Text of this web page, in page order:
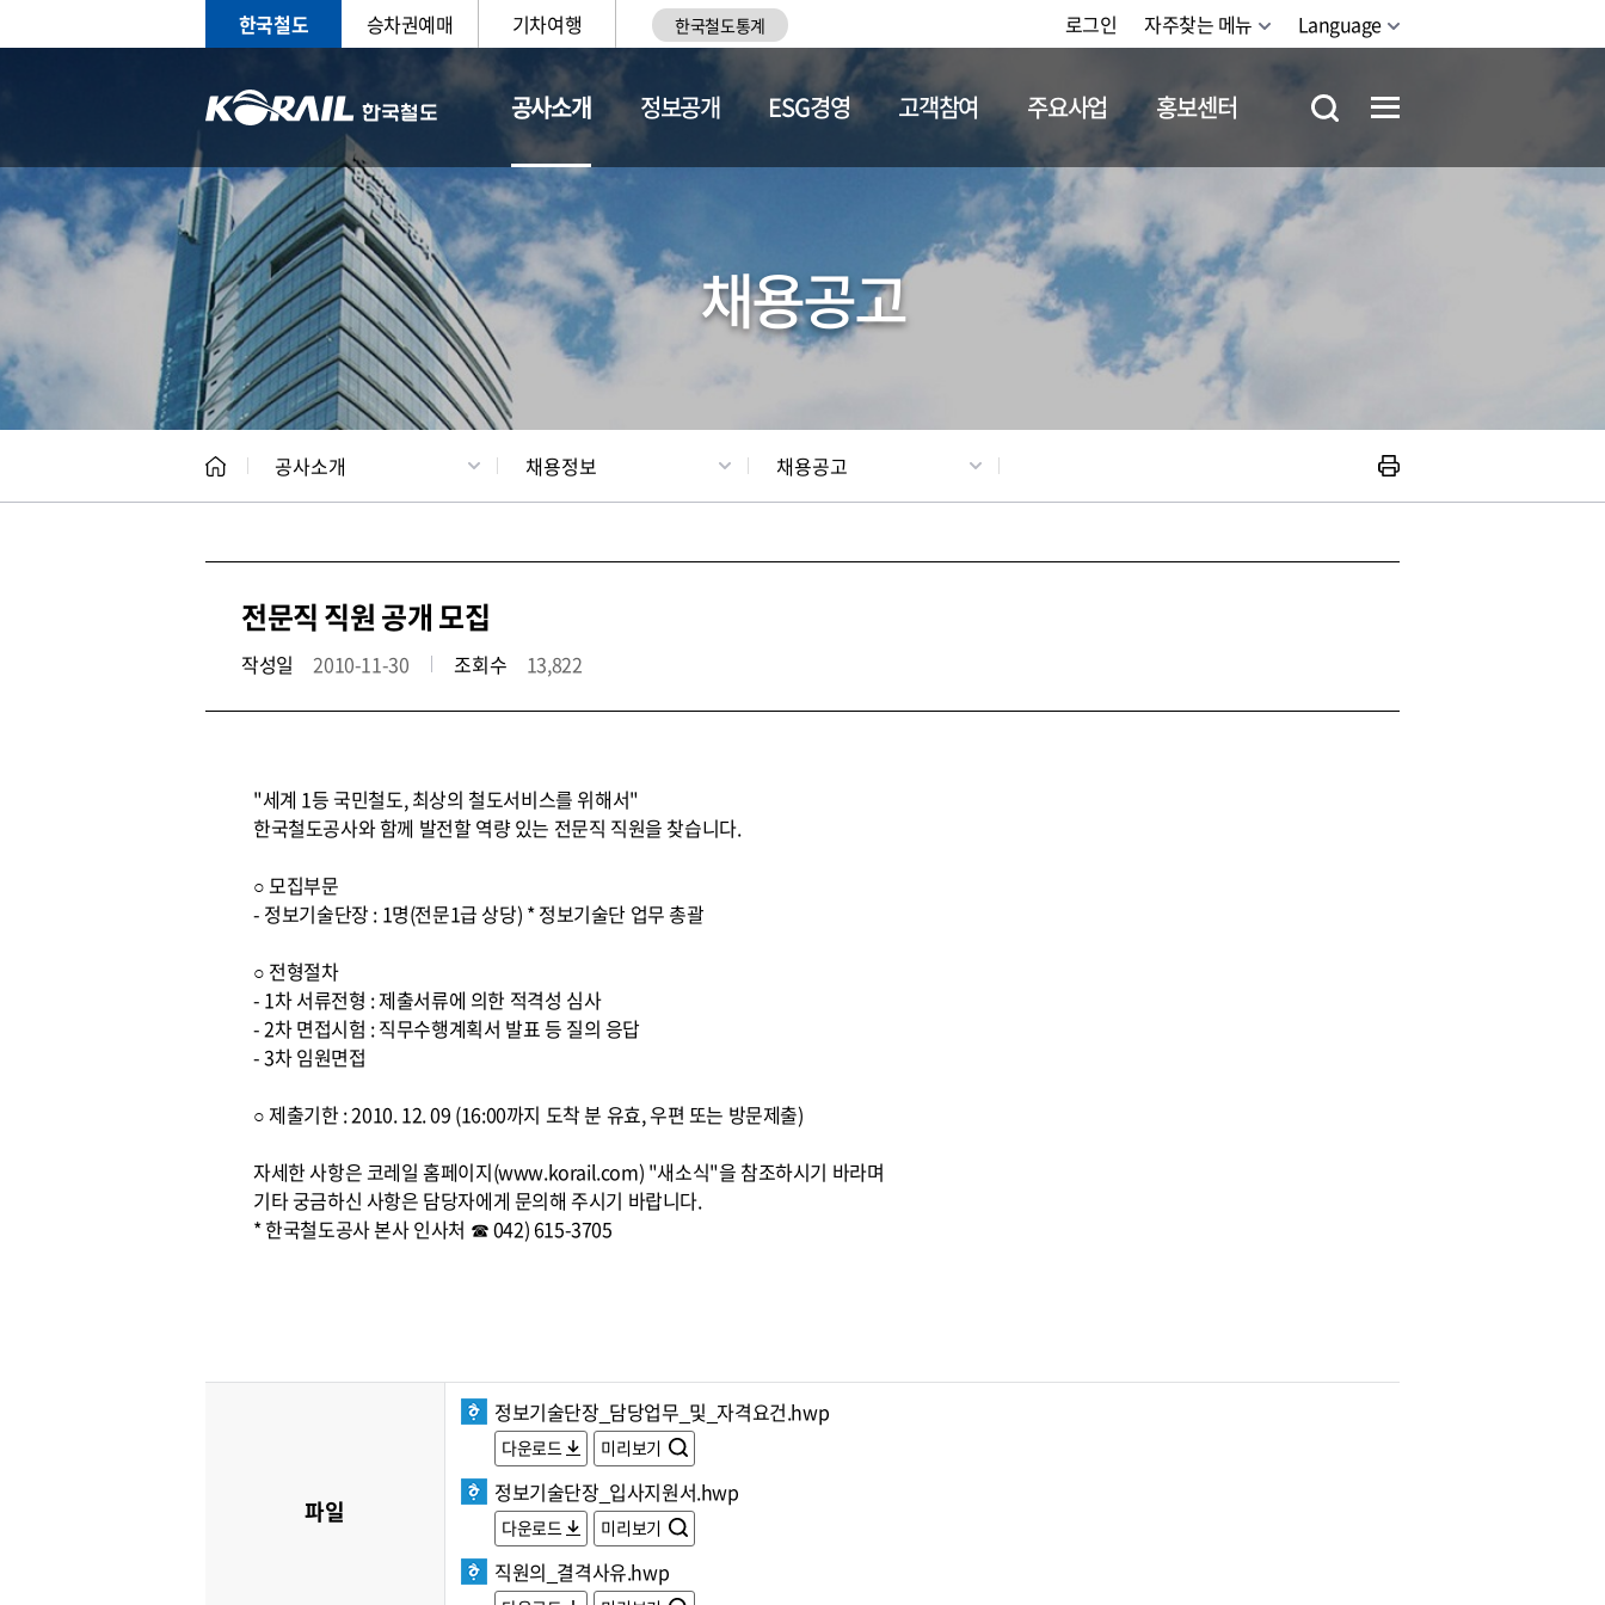
한국철도 승차권예매 기차여행 한국철도통계 로그인 자주찾는 메뉴 Language
공사소개
CEO 일반현황 채용정보
정보공개 ESG경영 고객참여 주요사업 홍보센터
채용공고
공사소개 채용정보 채용공고
전문직 직원 공개 모집
작성일 2010-11-30 조회수 13,822
"세계 1등 국민철도, 최상의 철도서비스를 위해서"
한국철도공사와 함께 발전할 역량 있는 전문직 직원을 찾습니다.
○ 모집부문
- 정보기술단장 : 1명(전문1급 상당) * 정보기술단 업무 총괄
○ 전형절차
- 1차 서류전형 : 제출서류에 의한 적격성 심사
- 2차 면접시험 : 직무수행계획서 발표 등 질의 응답
- 3차 임원면접
○ 제출기한 : 2010. 12. 09 (16:00까지 도착 분 유효, 우편 또는 방문제출)
자세한 사항은 코레일 홈페이지(www.korail.com) "새소식"을 참조하시기 바라며
기타 궁금하신 사항은 담당자에게 문의해 주시기 바랍니다.
* 한국철도공사 본사 인사처 ☎ 042) 615-3705
파일
정보기술단장_담당업무_및_자격요건.hwp
다운로드 미리보기
정보기술단장_입사지원서.hwp
다운로드 미리보기
직원의_결격사유.hwp